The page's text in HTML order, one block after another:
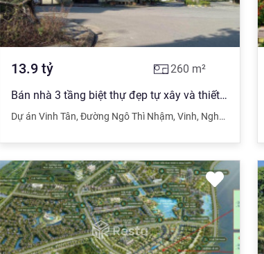
Nghệ An
13.9 tỷ 260 m²
Bán nhà 3 tầng biệt thự đẹp tự xây và thiết kế năm 2021 ven hồ sinh thái Handico Phường Vinh Tân
Dự án Vinh Tân, Đường Ngô Thì Nhậm, Vinh, Nghệ An